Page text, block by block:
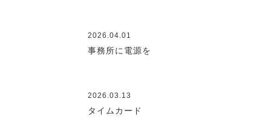
2026.04.01
事務所に電源を
2026.03.13
タイムカード